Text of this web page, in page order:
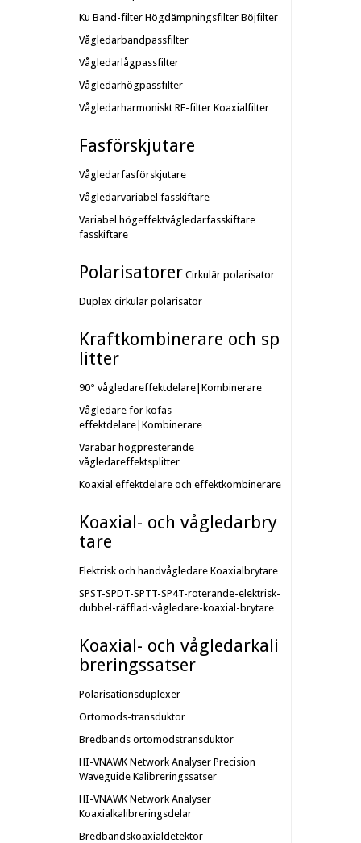
Ku Band-filter Högdämpningsfilter Böjfilter
Vågledarbandpassfilter
Vågledarlågpassfilter
Vågledarhögpassfilter
Vågledarharmoniskt RF-filter Koaxialfilter
Fasförskjutare
Vågledarfasförskjutare
Vågledarvariabel fasskiftare
Variabel högeffektvågledarfasskiftare
fasskiftare
Polarisatorer Cirkulär polarisator
Duplex cirkulär polarisator
Kraftkombinerare och sp
litter
90° vågledareffektdelare|Kombinerare
Vågledare för kofas-
effektdelare|Kombinerare
Varabar högpresterande
vågledareffektsplitter
Koaxial effektdelare och effektkombinerare
Koaxial- och vågledarbry
tare
Elektrisk och handvågledare Koaxialbrytare
SPST-SPDT-SPTT-SP4T-roterande-elektrisk-
dubbel-räfflad-vågledare-koaxial-brytare
Koaxial- och vågledarkali
breringssatser
Polarisationsduplexer
Ortomods-transduktor
Bredbands ortomodstransduktor
HI-VNAWK Network Analyser Precision
Waveguide Kalibreringssatser
HI-VNAWK Network Analyser
Koaxialkalibreringsdelar
Bredbandskoaxialdetektor